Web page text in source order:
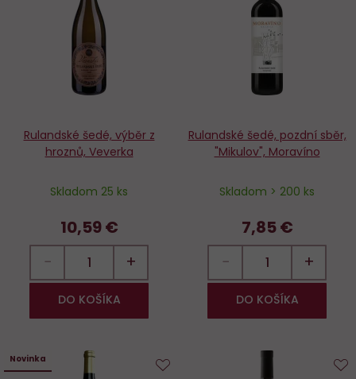
Rulandské šedé, výběr z
hroznů, Veverka
Skladom 25 ks
10,59 €
− +
DO KOŠÍKA
Rulandské šedé, pozdní sběr,
"Mikulov", Moravíno
Skladom > 200 ks
7,85 €
− +
DO KOŠÍKA
Novinka